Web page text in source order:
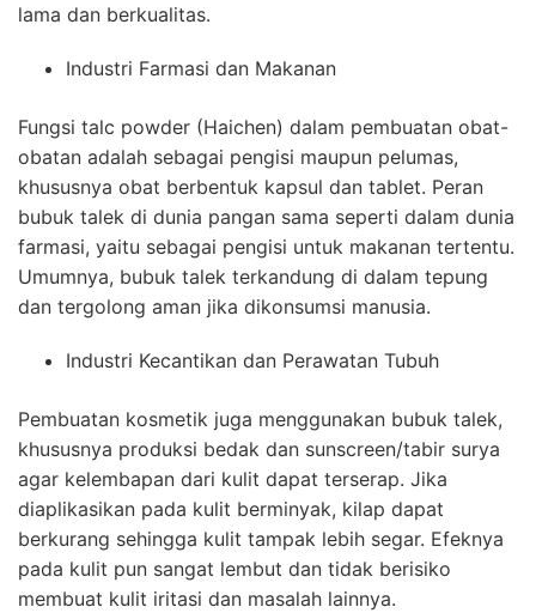
lama dan berkualitas.
Industri Farmasi dan Makanan
Fungsi talc powder (Haichen) dalam pembuatan obat-
obatan adalah sebagai pengisi maupun pelumas,
khususnya obat berbentuk kapsul dan tablet. Peran
bubuk talek di dunia pangan sama seperti dalam dunia
farmasi, yaitu sebagai pengisi untuk makanan tertentu.
Umumnya, bubuk talek terkandung di dalam tepung
dan tergolong aman jika dikonsumsi manusia.
Industri Kecantikan dan Perawatan Tubuh
Pembuatan kosmetik juga menggunakan bubuk talek,
khususnya produksi bedak dan sunscreen/tabir surya
agar kelembapan dari kulit dapat terserap. Jika
diaplikasikan pada kulit berminyak, kilap dapat
berkurang sehingga kulit tampak lebih segar. Efeknya
pada kulit pun sangat lembut dan tidak berisiko
membuat kulit iritasi dan masalah lainnya.